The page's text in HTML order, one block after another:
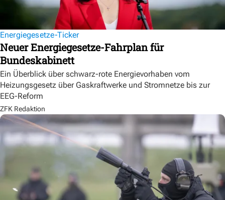
Energiegesetze-Ticker
Neuer Energiegesetze-Fahrplan für
Bundeskabinett
Ein Überblick über schwarz-rote Energievorhaben vom
Heizungsgesetz über Gaskraftwerke und Stromnetze bis zur
EEG-Reform
ZFK Redaktion